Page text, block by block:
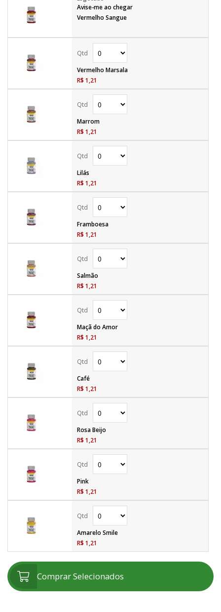
Avise-me ao chegar
Vermelho Sangue
Vermelho Marsala
R$ 1,21
Marrom
R$ 1,21
Lilás
R$ 1,21
Framboesa
R$ 1,21
Salmão
R$ 1,21
Maçã do Amor
R$ 1,21
Café
R$ 1,21
Rosa Beijo
R$ 1,21
Pink
R$ 1,21
Amarelo Smile
R$ 1,21
Comprar Selecionados